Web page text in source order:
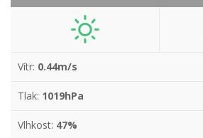
Vítr: 0.44m/s
Tlak: 1019hPa
Vlhkost: 47%